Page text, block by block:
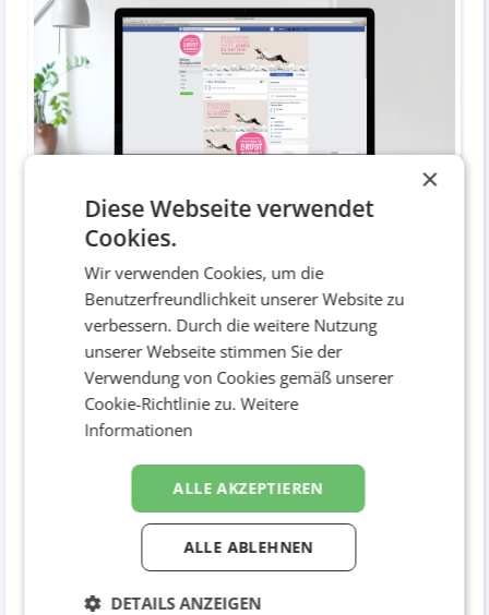
Social Media
×
Diese Webseite verwendet
Cookies.
Wir verwenden Cookies, um die
Benutzerfreundlichkeit unserer Website zu
verbessern. Durch die weitere Nutzung
unserer Webseite stimmen Sie der
Verwendung von Cookies gemäß unserer
Cookie-Richtlinie zu.Weitere
Informationen
ALLE AKZEPTIEREN
ALLE ABLEHNEN
DETAILS ANZEIGEN